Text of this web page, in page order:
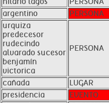
argentino
PERSONA
urquiza
predecesor
rudecindo
alvarado sucesor
benjamín
victorica
PERSONA
cañada
LUGAR
presidencia
EVENTO